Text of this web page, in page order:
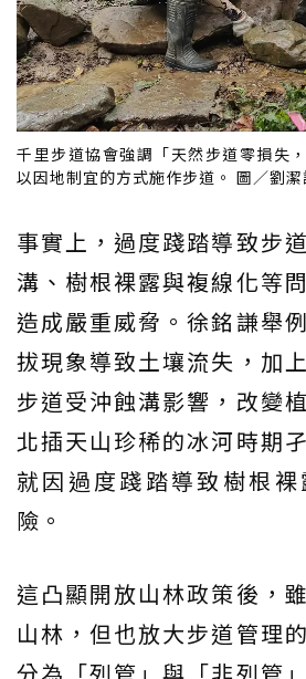
千里步道協會強調「天然步道零損失
以因地制宜的方式施作步道。 圖／劉
事實上，過度踐踏導致步
溝、樹根裸露與複線化等
造成嚴重威脅。徐銘謙舉
拔現象導致土壤流失，加
步道受沖蝕溝影響，改變
北插天山珍稀的冰河時期
就因過度踐踏導致樹根
險。
這凸顯開放山林政策後，
山林，但也放大步道管理
分為「列管」與「非列管